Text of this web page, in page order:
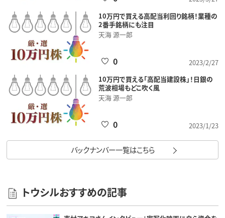
10万円で買える高配当利回り銘柄！業種の
2番手銘柄にも注目
天海 源一郎
2023/2/27
0
10万円で買える「高配当建設株」！日銀の
荒波相場もどこ吹く風
天海 源一郎
2023/1/23
0
バックナンバー一覧はこちら
トウシルおすすめの記事